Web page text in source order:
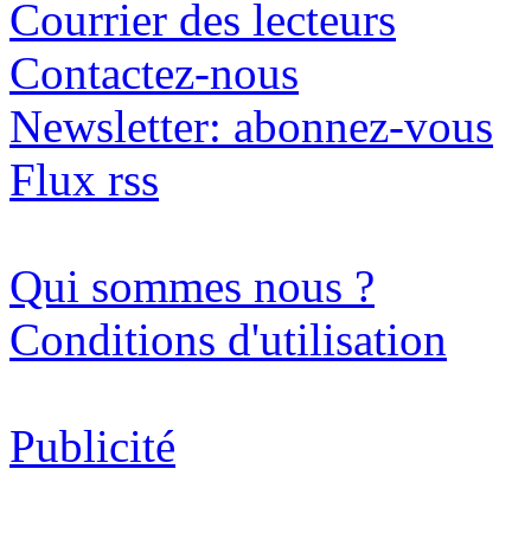
Courrier des lecteurs
Contactez-nous
Newsletter: abonnez-vous
Flux rss
Qui sommes nous ?
Conditions d'utilisation
Publicité